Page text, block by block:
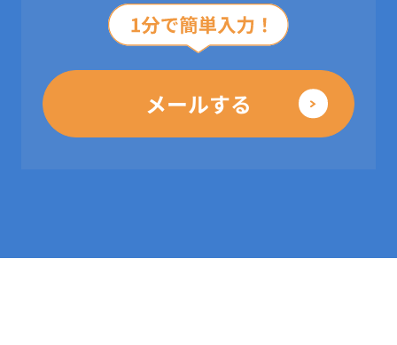
メールする